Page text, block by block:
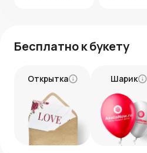
Бесплатно к букету
Открытка Шарик